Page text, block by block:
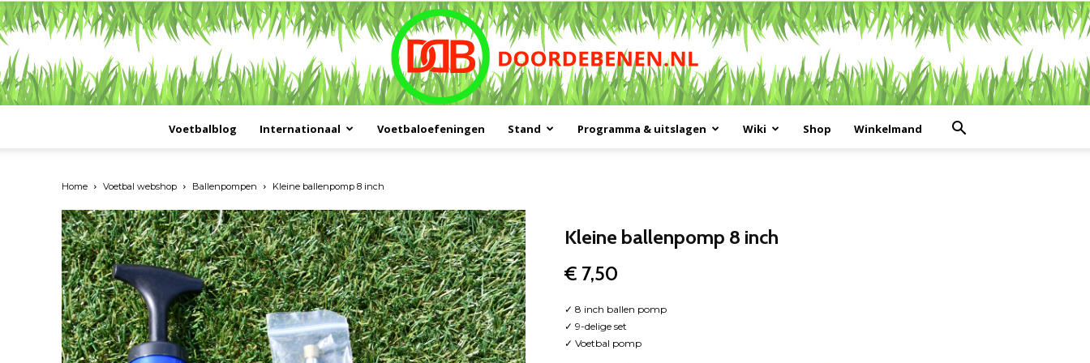
Voetbalblog Internationaal Voetbaloefeningen Stand Programma & uitslagen Wiki Shop Winkelmand
Home Voetbal webshop Ballenpompen Kleine ballenpomp 8 inch
Kleine ballenpomp 8 inch
€ 7,50
✓ 8 inch ballen pomp
✓ 9-delige set
✓ Voetbal pomp